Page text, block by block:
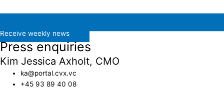
Receive weekly news
Press enquiries
Kim Jessica Axholt, CMO
ka@portal.cvx.vc​
+45 93 89 40 08